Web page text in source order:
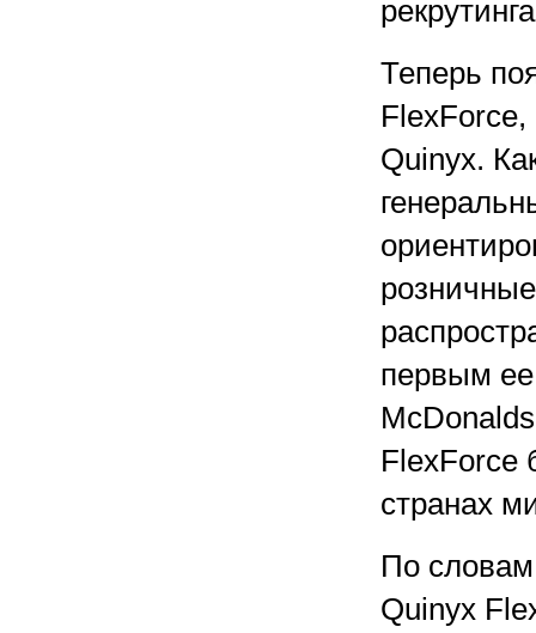
Теперь
Quinyx.
первым ее
FlexForce
странах
По
Quinyx